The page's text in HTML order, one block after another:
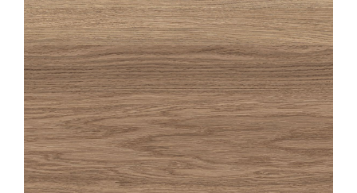
MIEL GESTRUCTUREERDE ANTI-SLIP
20X120